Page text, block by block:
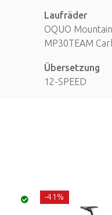
Laufräder
OQUO
MP30TEAM
Übersetzung
12-SPEED
-41%